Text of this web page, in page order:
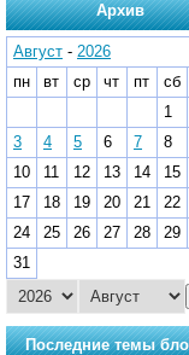
Архив
Август - 2026
пн
вт ср чт пт сб
1
3
4 5 6 7 8
10
11 12 13 14 15
17
18 19 20 21 22
24
25 26 27 28 29
31
Последние темы